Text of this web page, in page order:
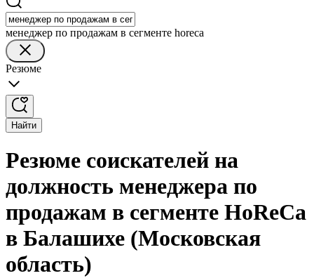
менеджер по продажам в сегменте horeca
Резюме
Найти
Резюме соискателей на
должность менеджера по
продажам в сегменте HoReCa
в Балашихе (Московская
область)